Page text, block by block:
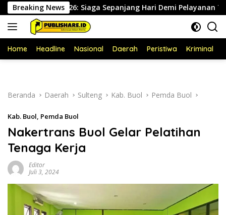
Langsung
ke
konten
Breaking News
2026: Siaga Sepanjang Hari Demi Pelayanan Terbaik
Home Headline Nasional Daerah Peristiwa Kriminal
Beranda Daerah Sulteng Kab. Buol Pemda Buol
Kab. Buol, Pemda Buol
Nakertrans Buol Gelar Pelatihan
Tenaga Kerja
Editor
Juli 3, 2024